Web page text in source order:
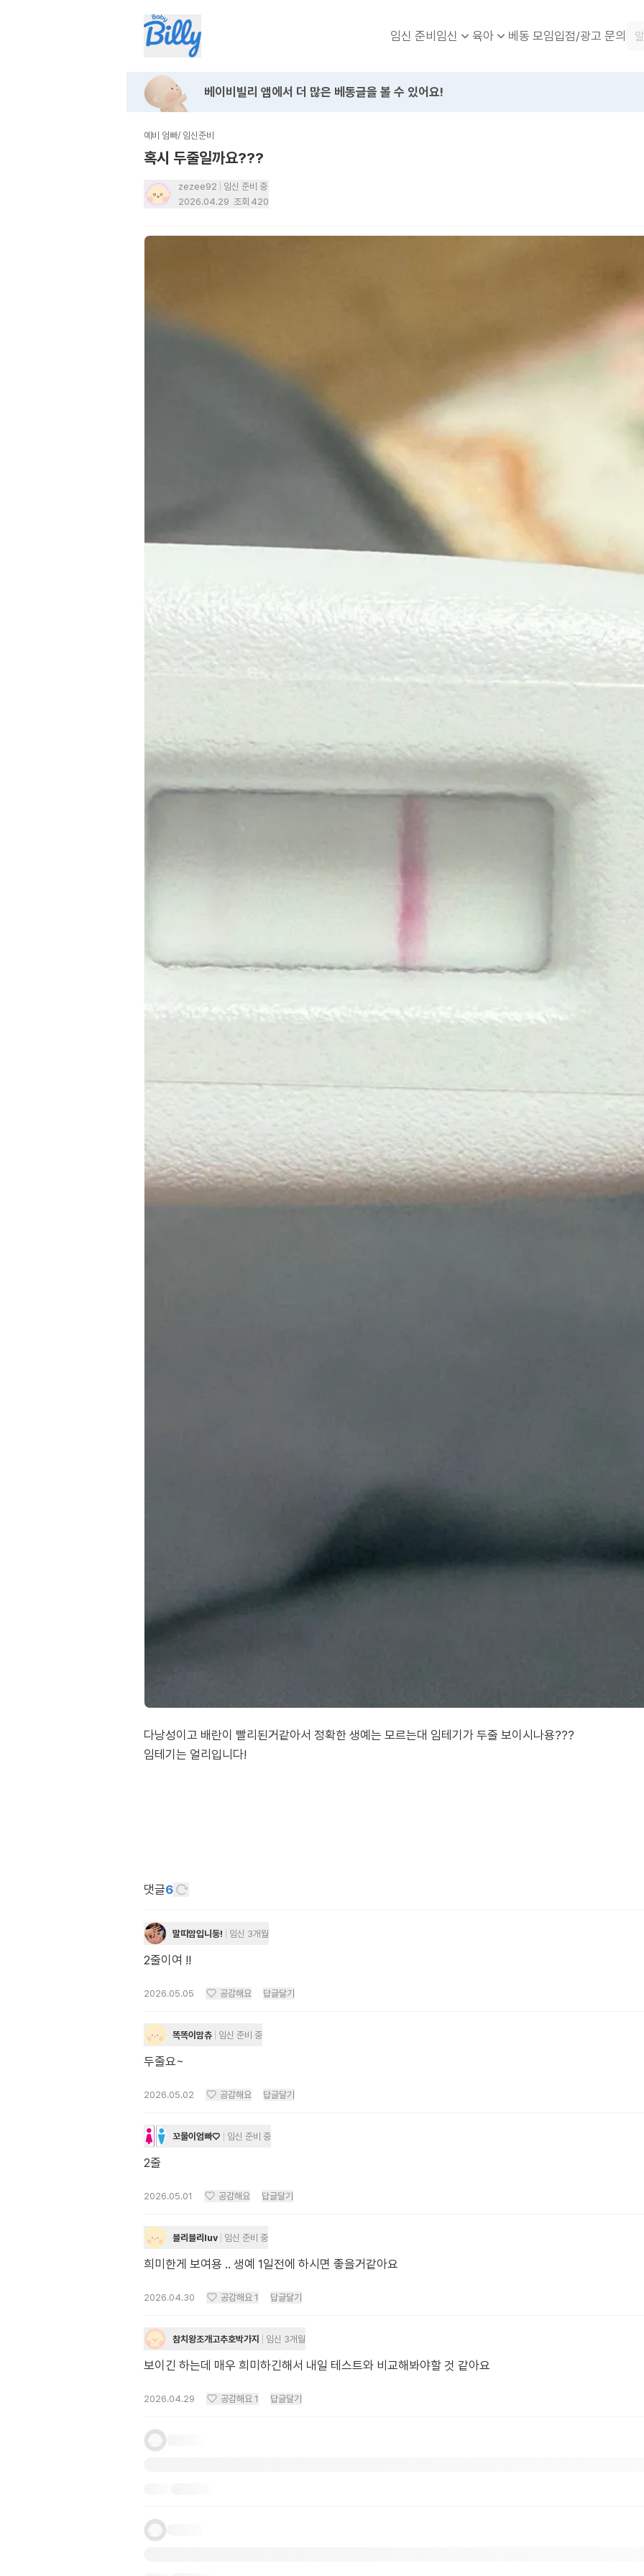
임신 준비임신 육아 베동 모임입점/광고 문의
베이비빌리 앱에서 더 많은 베동글을 볼 수 있어요!
예비 엄빠/ 임신준비
혹시 두줄일까요???
zezee92
임신 준비 중
2026.04.29 조회 420
다낭성이고 배란이 빨리된거같아서 정확한 생예는 모르는대 임테기가 두줄 보이시나용???
임테기는 얼리입니다!
댓글6
말띠맘입니둥! 임신 3개월
2줄이여 !!
2026.05.05 공감해요 답글달기
똑똑이맘츄 임신 준비 중
두줄요~
2026.05.02 공감해요 답글달기
꼬물이엄빠♡ 임신 준비 중
2줄
2026.05.01 공감해요 답글달기
블리블리luv 임신 준비 중
희미한게 보여용 .. 생예 1일전에 하시면 좋을거같아요
2026.04.30 공감해요 1 답글달기
참치왕조개고추호박가지 임신 3개월
보이긴 하는데 매우 희미하긴해서 내일 테스트와 비교해봐야할 것 같아요
2026.04.29 공감해요 1 답글달기